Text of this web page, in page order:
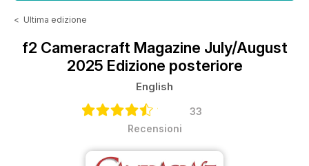
< Ultima edizione
f2 Cameracraft Magazine July/August
2025 Edizione posteriore
English
33
Recensioni